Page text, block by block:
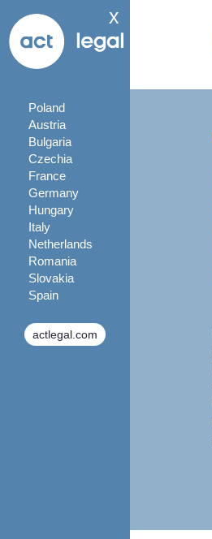
x
Poland
Austria
Bulgaria
Czechia
France
Germany
Hungary
Italy
Netherlands
Romania
Slovakia
Spain
actlegal.com